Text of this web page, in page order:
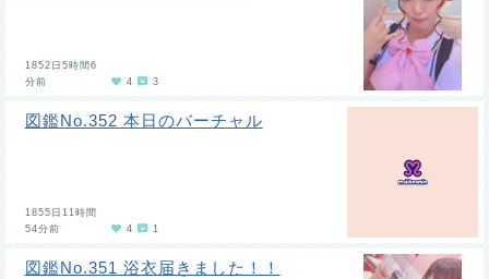
1852日5時間6
分前
4 3
図鑑No.352 本日のバーチャル
1855日11時間
54分前
4 1
図鑑No.351 浴衣届きました！！